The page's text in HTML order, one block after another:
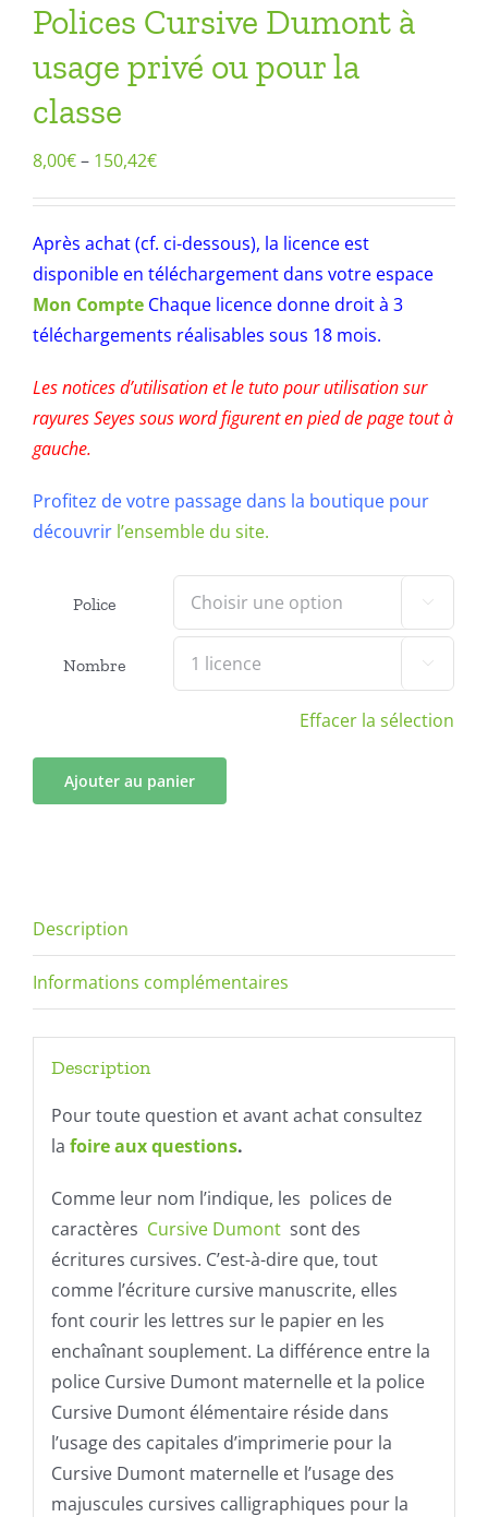
Polices Cursive Dumont à
usage privé ou pour la
classe
8,00€– 150,42€
Après achat (cf. ci-dessous), la licence est
disponible en téléchargement dans votre espace
Mon Compte Chaque licence donne droit à 3
téléchargements réalisables sous 18 mois.
Les notices d’utilisation et le tuto pour utilisation sur
rayures Seyes sous word figurent en pied de page tout à
gauche.
Profitez de votre passage dans la boutique pour
découvrir l’ensemble du site.
Police 
Nombre 
Effacer la sélection
Ajouter au panier
Description
Informations complémentaires
Description
Pour toute question et avant achat consultez
la foire aux questions.
Comme leur nom l’indique, les polices de
caractères Cursive Dumont sont des
écritures cursives. C’est-à-dire que, tout
comme l’écriture cursive manuscrite, elles
font courir les lettres sur le papier en les
enchaînant souplement. La différence entre la
police Cursive Dumont maternelle et la police
Cursive Dumont élémentaire réside dans
l’usage des capitales d’imprimerie pour la
Cursive Dumont maternelle et l’usage des
majuscules cursives calligraphiques pour la